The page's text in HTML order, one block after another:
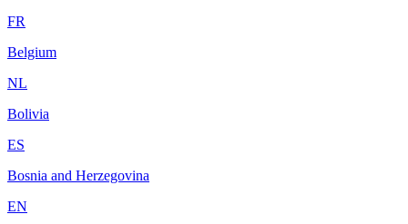
FR
Belgium
NL
Bolivia
ES
Bosnia and Herzegovina
EN